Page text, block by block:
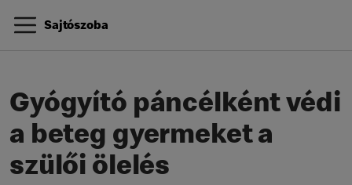
Sajtószoba
Gyógyító páncélként védi
a beteg gyermeket a
szülői ölelés